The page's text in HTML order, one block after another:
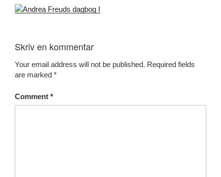
Skriv en kommentar
Your email address will not be published. Required fields
are marked *
Comment *